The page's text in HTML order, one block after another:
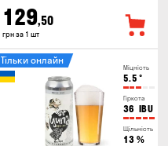
129,50
грн за 1 шт
Міцність
5.5 °
Гіркота
36 IBU
Щільність
13 %
Тільки онлайн